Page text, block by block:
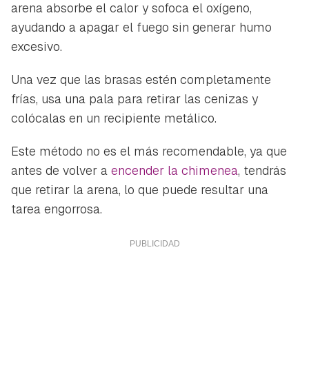
arena absorbe el calor y sofoca el oxígeno,
ayudando a apagar el fuego sin generar humo
excesivo.
Una vez que las brasas estén completamente
frías, usa una pala para retirar las cenizas y
colócalas en un recipiente metálico.
Este método no es el más recomendable, ya que
antes de volver a encender la chimenea, tendrás
que retirar la arena, lo que puede resultar una
tarea engorrosa.